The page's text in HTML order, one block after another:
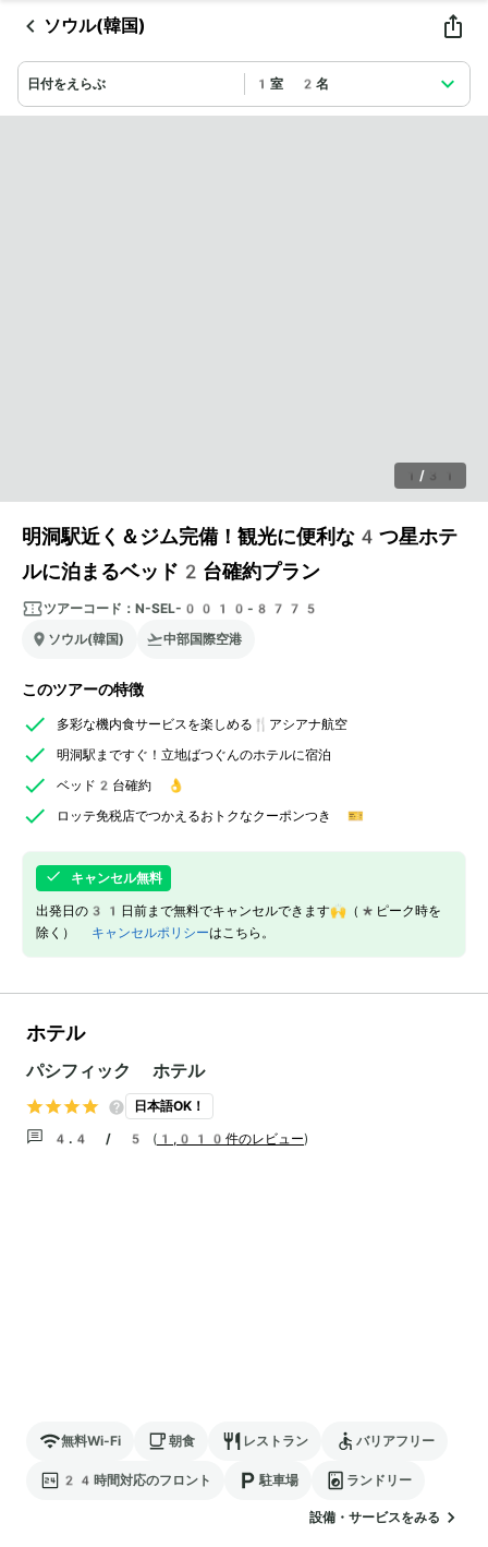
ソウル(韓国)
日付をえらぶ 1室 2名
1 / 31
明洞駅近く＆ジム完備！観光に便利な4つ星ホテ
ルに泊まるベッド2台確約プラン
ツアーコード： N-SEL-0010-8775
ソウル(韓国)
中部国際空港
このツアーの特徴
多彩な機内食サービスを楽しめる🍴アシアナ航空
明洞駅まですぐ！立地ばつぐんのホテルに宿泊
ベッド2台確約 👌
ロッテ免税店でつかえるおトクなクーポンつき 🎫
キャンセル無料
出発日の31日前まで無料でキャンセルできます🙌（*ピーク時を
除く） キャンセルポリシーはこちら。
ホテル
パシフィック ホテル
日本語OK！
4.4 / 5 ( 1,010件のレビュー)
無料Wi-Fi 朝食 レストラン バリアフリー
24時間対応のフロント 駐車場 ランドリー
設備・サービスをみる